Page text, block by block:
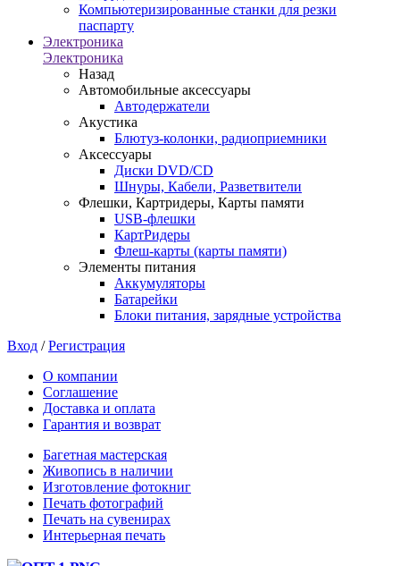
Компьютеризированные станки для резки
паспарту
Электроника
Электроника
Назад
Автомобильные аксессуары
Автодержатели
Акустика
Блютуз-колонки, радиоприемники
Аксессуары
Диски DVD/CD
Шнуры, Кабели, Разветвители
Флешки, Картридеры, Карты памяти
USB-флешки
КартРидеры
Флеш-карты (карты памяти)
Элементы питания
Аккумуляторы
Батарейки
Блоки питания, зарядные устройства
Вход /Регистрация
О компании
Соглашение
Доставка и оплата
Гарантия и возврат
Багетная мастерская
Живопись в наличии
Изготовление фотокниг
Печать фотографий
Печать на сувенирах
Интерьерная печать